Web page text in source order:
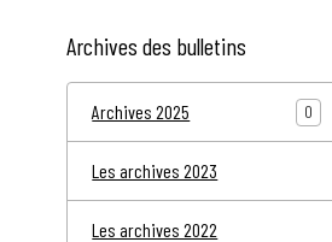
Archives des bulletins
Archives 2025 0
Les archives 2023
Les archives 2022